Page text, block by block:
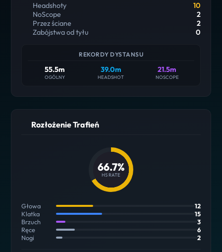
Headshoty
10
NoScope
2
Przez ściane
2
Zabójstwa od tyłu
0
REKORDY DYSTANSU
55.5m
OGÓLNY
39.0m
HEADSHOT
21.5m
NOSCOPE
Rozłożenie Trafień
66.7%
HS RATE
Głowa
12
Klatka
15
Brzuch
3
Ręce
6
Nogi
2